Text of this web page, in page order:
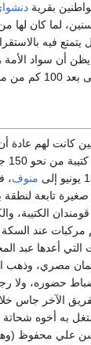
بقرية
لما كان لها من
فيه
يظن أن سواد
من موقع الحادثة.
كانت لهم عادة
بعض
منوف،
تابعة لنطقة
الكتيبة،
عند
أعدها عبد
مصري، وذهب
حضوره،
الآخر جاس
به أخوه شحاتة
علي محفوظ